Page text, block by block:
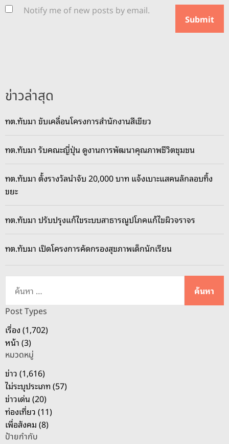
Notify me of new posts by email.
ข่าวล่าสุด
ทต.ทับมา ขับเคลื่อนโครงการสำนักงานสีเขียว
ทต.ทับมา รับคณะญี่ปุ่น ดูงานการพัฒนาคุณภาพชีวิตชุมชน
ทต.ทับมา ตั้งรางวัลนำจับ 20,000 บาท แจ้งเบาะแสคนลักลอบทิ้ง
ขยะ
ทต.ทับมา ปรับปรุงแก้ไขระบบสาธารณูปโภคแก้ไขผิวจราจร
ทต.ทับมา เปิดโครงการคัดกรองสุขภาพเด็กนักเรียน
ห
สำ
ห
รั
บ
:
Post Types
เรื่อง (1,702)
หน้า (3)
หมวดหมู่
ข่าว (1,616)
ไม่ระบุประเภท (57)
ข่าวเด่น (20)
ท่องเที่ยว (11)
เพื่อสังคม (8)
ป้ายกำกับ